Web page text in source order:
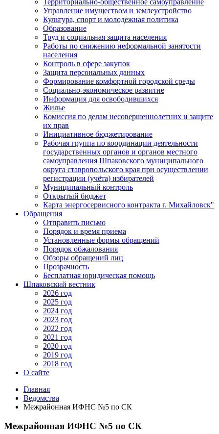
Территориально-общественное самоуправление
Управление имуществом и землеустройство
Культура, спорт и молодежная политика
Образование
Труд и социальная защита населения
Работы по снижению неформальной занятости
населения
Контроль в сфере закупок
Защита персональных данных
Формирование комфортной городской среды
Социально-экономическое развитие
Информация для освободившихся
Жилье
Комиссия по делам несовершеннолетних и защите
их прав
Инициативное бюджетирование
Рабочая группа по координации деятельности
государственных органов и органов местного
самоуправления Шпаковского муниципального
округа ставропольского края при осуществлении
регистрации (учёта) избирателей
Муниципальный контроль
Открытый бюджет
Карта энергосервисного контракта г. Михайловск"
Обращения
Отправить письмо
Порядок и время приема
Установленные формы обращений
Порядок обжалования
Обзоры обращений лиц
Прозрачность
Бесплатная юридическая помощь
Шпаковский вестник
2026 год
2025 год
2024 год
2023 год
2022 год
2021 год
2020 год
2019 год
2018 год
О сайте
Главная
Ведомства
Межрайонная ИФНС №5 по СК
Межрайонная ИФНС №5 по СК